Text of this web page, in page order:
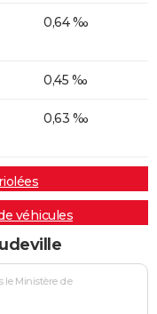
0,64 ‰
0,45 ‰
0,63 ‰
véhicules
le Ministère de